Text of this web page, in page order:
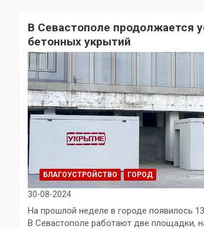
В Севастополе продолжается
бетонных укрытий
БЛАГОУСТРОЙСТВО ГОРОД
30-08-2024
На прошлой неделе в городе появилось
В Севастополе работают две площадки,